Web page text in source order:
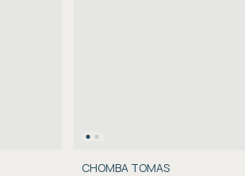
CHOMBA TOMAS